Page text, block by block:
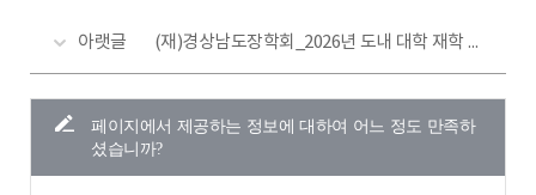
아랫글 (재)경상남도장학회_2026년 도내 대학 재학 장학생 모집․선발 공고(~26.9.1(화)~10.2.(금) 18시)
페이지에서 제공하는 정보에 대하여 어느 정도 만족하
셨습니까?